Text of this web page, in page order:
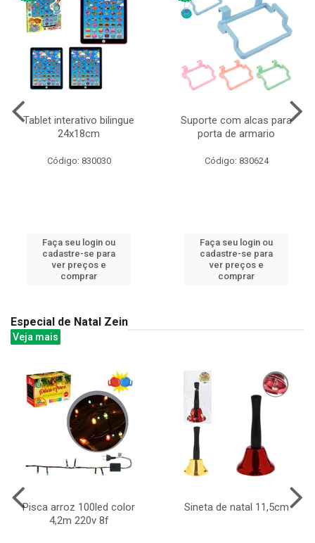
Tablet interativo bilingue
24x18cm
Código: 830030
Faça seu login ou
cadastre-se para
ver preços e
comprar
Suporte com alcas para
porta de armario
Código: 830624
Faça seu login ou
cadastre-se para
ver preços e
comprar
Especial de Natal Zein
Veja mais
Pisca arroz 100led color
4,2m 220v 8f
Sineta de natal 11,5cm